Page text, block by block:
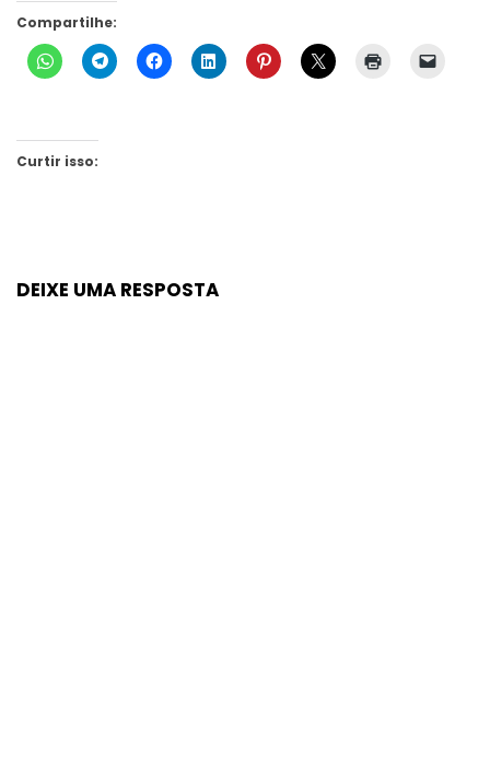
Compartilhe:
Curtir isso:
DEIXE UMA RESPOSTA